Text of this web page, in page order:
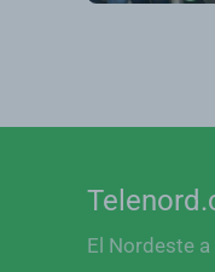
El Nordeste